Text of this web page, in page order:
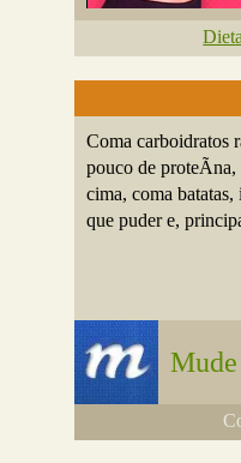
Coma carboidratos
pouco de proteÃ­na,
cima, coma
que puder e,
Mude